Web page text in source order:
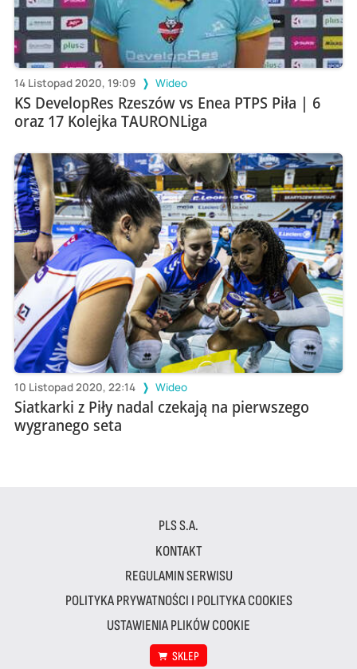
14 Listopad 2020, 19:09 Wideo
KS DevelopRes Rzeszów vs Enea PTPS Piła | 6
oraz 17 Kolejka TAURONLiga
10 Listopad 2020, 22:14 Wideo
Siatkarki z Piły nadal czekają na pierwszego
wygranego seta
PLS S.A.
KONTAKT
REGULAMIN SERWISU
POLITYKA PRYWATNOŚCI I POLITYKA COOKIES
USTAWIENIA PLIKÓW COOKIE
SKLEP